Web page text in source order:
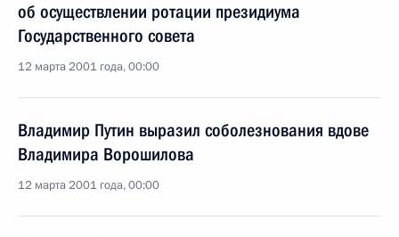
об осуществлении ротации президиума
Государственного совета
12 марта 2001 года, 00:00
Владимир Путин выразил соболезнования вдове
Владимира Ворошилова
12 марта 2001 года, 00:00